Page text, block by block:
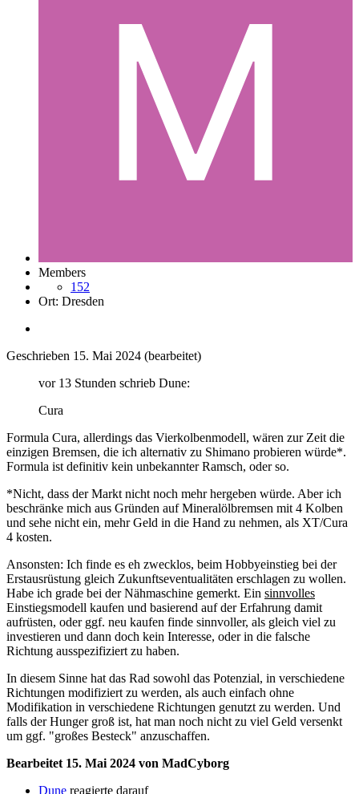
Members
152
Ort: Dresden
Geschrieben 15. Mai 2024 (bearbeitet)
vor 13 Stunden schrieb Dune:
Cura
Formula Cura, allerdings das Vierkolbenmodell, wären zur Zeit die
einzigen Bremsen, die ich alternativ zu Shimano probieren würde*.
Formula ist definitiv kein unbekannter Ramsch, oder so.
*Nicht, dass der Markt nicht noch mehr hergeben würde. Aber ich
beschränke mich aus Gründen auf Mineralölbremsen mit 4 Kolben
und sehe nicht ein, mehr Geld in die Hand zu nehmen, als XT/Cura
4 kosten.
Ansonsten: Ich finde es eh zwecklos, beim Hobbyeinstieg bei der
Erstausrüstung gleich Zukunftseventualitäten erschlagen zu wollen.
Habe ich grade bei der Nähmaschine gemerkt. Ein sinnvolles
Einstiegsmodell kaufen und basierend auf der Erfahrung damit
aufrüsten, oder ggf. neu kaufen finde sinnvoller, als gleich viel zu
investieren und dann doch kein Interesse, oder in die falsche
Richtung ausspezifiziert zu haben.
In diesem Sinne hat das Rad sowohl das Potenzial, in verschiedene
Richtungen modifiziert zu werden, als auch einfach ohne
Modifikation in verschiedene Richtungen genutzt zu werden. Und
falls der Hunger groß ist, hat man noch nicht zu viel Geld versenkt
um ggf. "großes Besteck" anzuschaffen.
Bearbeitet 15. Mai 2024 von MadCyborg
Dune reagierte darauf